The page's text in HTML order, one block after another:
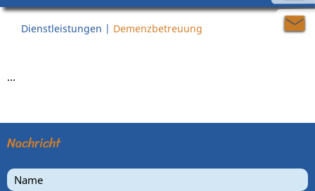
Dienstleistungen | Demenzbetreuung
...
Nachricht